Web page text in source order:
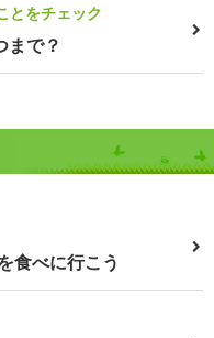
とをチェック
まで？
食べに行こう